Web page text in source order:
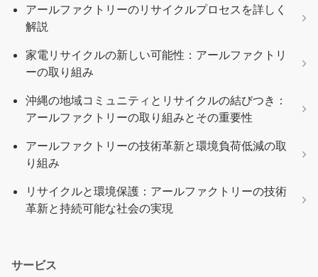
アールファクトリーのリサイクルプロセスを詳しく
解説
家電リサイクルの新しい可能性：アールファクトリ
ーの取り組み
沖縄の地域コミュニティとリサイクルの結びつき：
アールファクトリーの取り組みとその重要性
アールファクトリーの技術革新と環境負荷低減の取
り組み
リサイクルと環境保護：アールファクトリーの技術
革新と持続可能な社会の実現
サービス